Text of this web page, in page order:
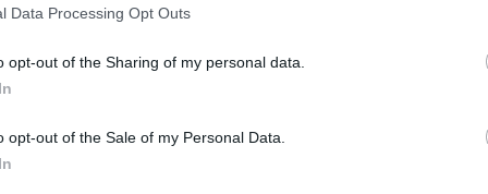
Data Processing Opt Outs
opt-out of the Sharing of my personal data.
opt-out of the Sale of my Personal Data.
Brakuje czegoś w haśle?
abonenci Dobrego słownika.